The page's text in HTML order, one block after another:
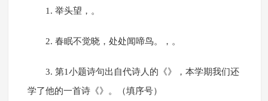
1. 举头望，。
2. 春眠不觉晓，处处闻啼鸟。，。
3. 第1小题诗句出自代诗人的《》，本学期我们还
学了他的一首诗《》。（填序号）